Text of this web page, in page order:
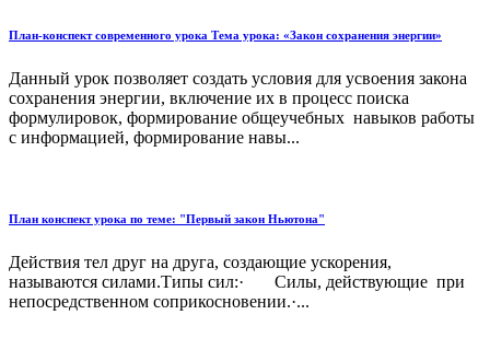
План-конспект современного урока Тема урока: «Закон сохранения энергии»
Данный урок позволяет создать условия для усвоения закона
сохранения энергии, включение их в процесс поиска
формулировок, формирование общеучебных навыков работы
с информацией, формирование навы...
План конспект урока по теме: "Первый закон Ньютона"
Действия тел друг на друга, создающие ускорения,
называются силами.Типы сил:· Силы, действующие при
непосредственном соприкосновении.·...